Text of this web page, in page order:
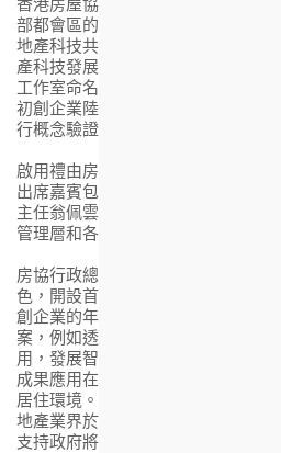
香港房屋協會(房協)與數碼港今日(
部都會區的新辦事處「房協中心」
地產科技共享工作室舉行啟用禮，
產科技發展，並為推動香港成為智
工作室命名為Smart-Space
初創企業陸續進駐，開發創新的房
行概念驗證和測試。
啟用禮由房協行政總裁陳欽勉及數
出席嘉賓包括香港特別行政區政府
主任翁佩雲、香港房地產科技協會
管理層和各初創企業代表。
房協行政總裁陳欽勉表示：「房協
色，開設首個房地產科技共享工作
創企業的年輕科技人才，鼓勵創新思
案，例如透過物聯網、大數據、人
用，發展智慧建築及創新的樓宇維
成果應用在房協轄下的出租屋邨和
居住環境。此外，房地產共享工作
地產業界於北部都會區建立共同協
支持政府將北部會區發展為驅動創科